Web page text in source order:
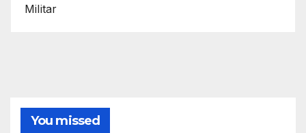
Militar
You missed